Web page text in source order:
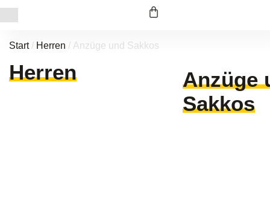
Start/ Herren / Anzüge und Sakkos
Herren
Anzüge
Sakkos